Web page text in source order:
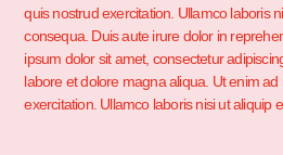
quis nostrud exercitation. Ullamco laboris
consequa. Duis aute irure dolor in
ipsum dolor sit amet, consectetur
labore et dolore magna aliqua. Ut enim
exercitation. Ullamco laboris nisi ut aliquip